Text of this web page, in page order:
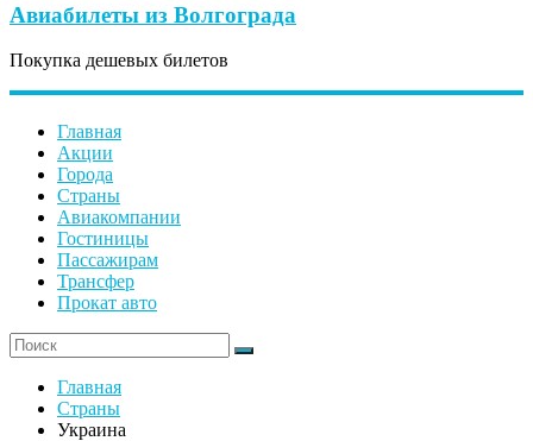
Авиабилеты из Волгограда
Покупка дешевых билетов
Главная
Акции
Города
Страны
Авиакомпании
Гостиницы
Пассажирам
Трансфер
Прокат авто
Главная
Страны
Украина